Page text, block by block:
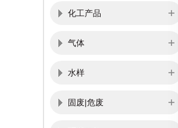
化工产品
气体
水样
固废|危废